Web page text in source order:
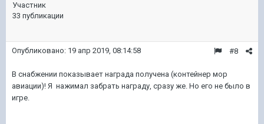
Участник
33 публикации
#8
Опубликовано: 19 апр 2019, 08:14:58
В снабжении показывает награда получена (контейнер мор
авиации)! Я нажимал забрать награду, сразу же. Но его не было в
игре.